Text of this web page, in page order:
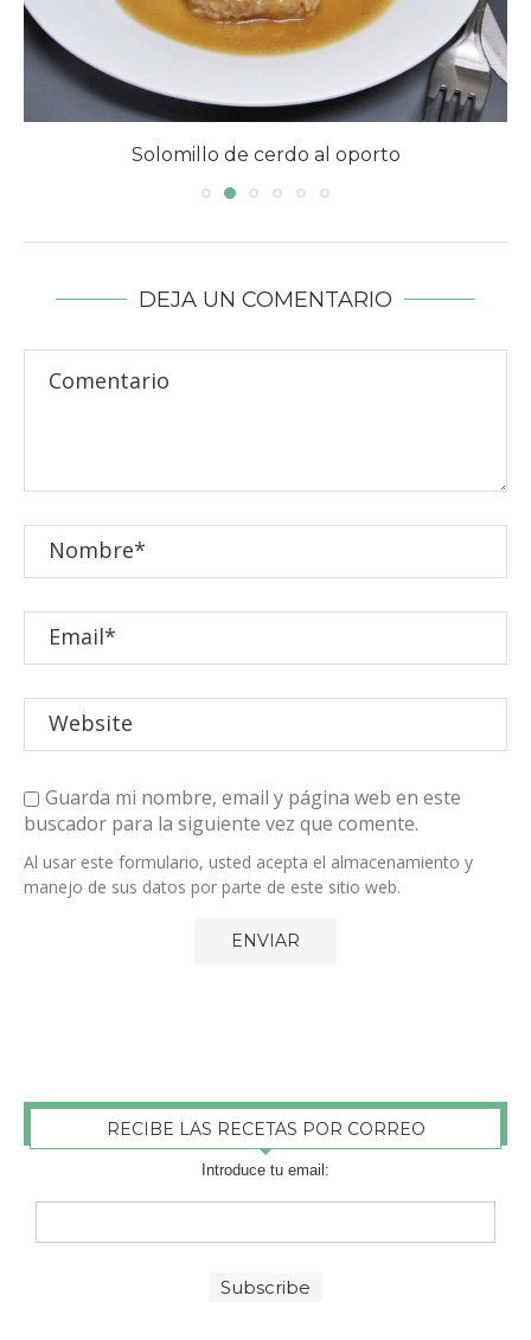
Solomillo de cerdo al oporto
DEJA UN COMENTARIO
Guarda mi nombre, email y página web en este
buscador para la siguiente vez que comente.
Al usar este formulario, usted acepta el almacenamiento y
manejo de sus datos por parte de este sitio web.
RECIBE LAS RECETAS POR CORREO
Introduce tu email: